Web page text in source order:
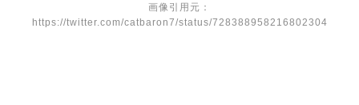
画像引用元：
https://twitter.com/catbaron7/status/728388958216802304